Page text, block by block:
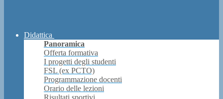
Didattica
Panoramica
Offerta formativa
I progetti degli studenti
FSL (ex PCTO)
Programmazione docenti
Orario delle lezioni